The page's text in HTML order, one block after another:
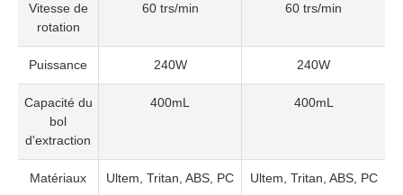
Vitesse de
rotation
60 trs/min 60 trs/min
Puissance 240W 240W
Capacité du
bol
d'extraction
400mL 400mL
Matériaux Ultem, Tritan, ABS, PC Ultem, Tritan, ABS, PC